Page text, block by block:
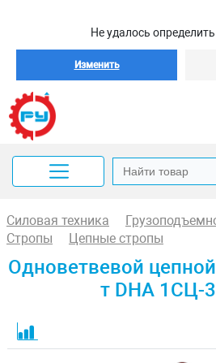
Не удалось
Изменить
Силовая техника
Стропы
Цепные стропы
Одноветвевой
т DHA 1СЦ-